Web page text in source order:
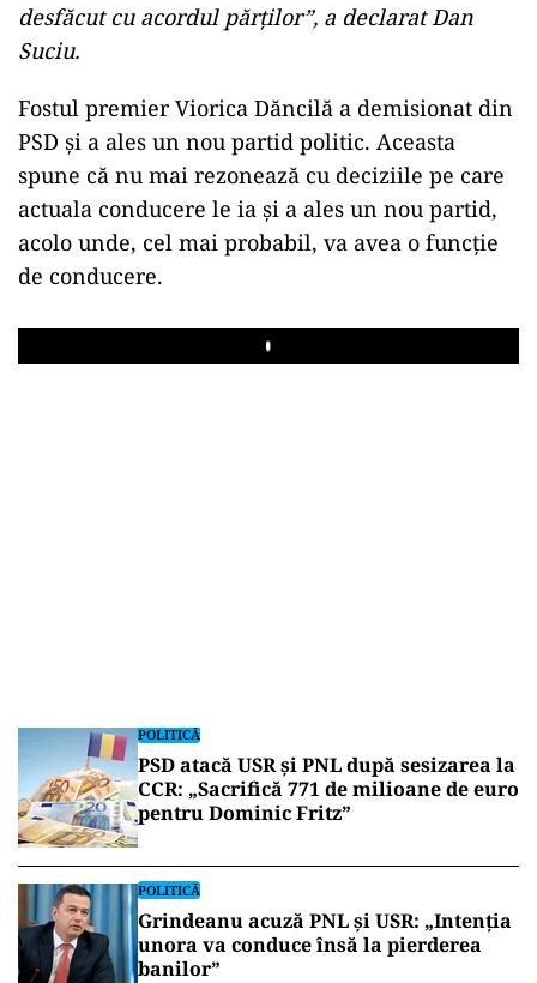
desfăcut cu acordul părților”, a declarat Dan
Suciu.
Fostul premier Viorica Dăncilă a demisionat din
PSD și a ales un nou partid politic. Aceasta
spune că nu mai rezonează cu deciziile pe care
actuala conducere le ia și a ales un nou partid,
acolo unde, cel mai probabil, va avea o funcție
de conducere.
Play
POLITICĂ
PSD atacă USR și PNL după sesizarea la
CCR: „Sacrifică 771 de milioane de euro
pentru Dominic Fritz”
POLITICĂ
Grindeanu acuză PNL și USR: „Intenția
unora va conduce însă la pierderea
banilor”